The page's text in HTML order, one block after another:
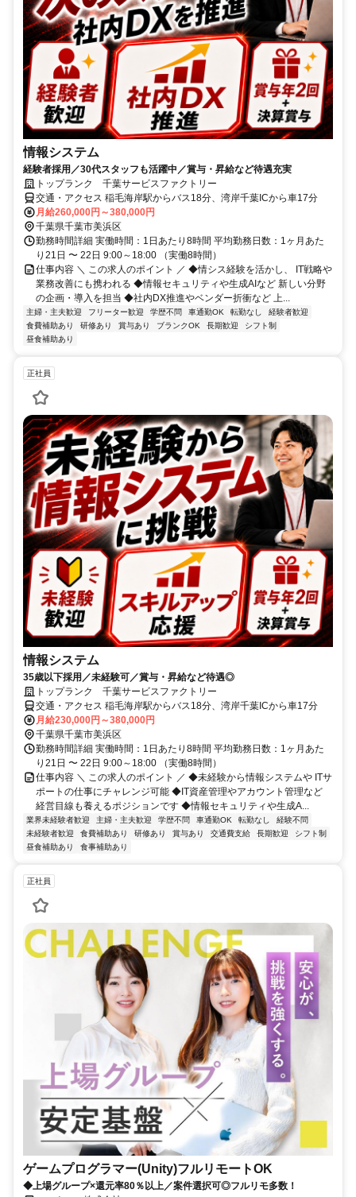
情報システム
経験者採用／30代スタッフも活躍中／賞与・昇給など待遇充実
トップランク 千葉サービスファクトリー
交通・アクセス 稲毛海岸駅からバス18分、湾岸千葉ICから車17分
月給260,000円～380,000円
千葉県千葉市美浜区
勤務時間詳細 実働時間：1日あたり8時間 平均勤務日数：1ヶ月あた
り21日 〜 22日 9:00～18:00 （実働8時間）
仕事内容 ＼ この求人のポイント ／ ◆情シス経験を活かし、 IT戦略や
業務改善にも携われる ◆情報セキュリティや生成AIなど 新しい分野
の企画・導入を担当 ◆社内DX推進やベンダー折衝など 上...
主婦・主夫歓迎 フリーター歓迎 学歴不問 車通勤OK 転勤なし
経験者歓迎
食費補助あり
研修あり 賞与あり ブランクOK 長期歓迎
シフト制
昼食補助あり
正社員
情報システム
35歳以下採用／未経験可／賞与・昇給など待遇◎
トップランク 千葉サービスファクトリー
交通・アクセス 稲毛海岸駅からバス18分、湾岸千葉ICから車17分
月給230,000円～380,000円
千葉県千葉市美浜区
勤務時間詳細 実働時間：1日あたり8時間 平均勤務日数：1ヶ月あた
り21日 〜 22日 9:00～18:00 （実働8時間）
仕事内容 ＼ この求人のポイント ／ ◆未経験から情報システムや ITサ
ポートの仕事にチャレンジ可能 ◆IT資産管理やアカウント管理など
経営目線も養えるポジションです ◆情報セキュリティや生成A...
業界未経験者歓迎 主婦・主夫歓迎 学歴不問 車通勤OK 転勤なし
経験不問
未経験者歓迎
食費補助あり 研修あり 賞与あり 交通費支給 長期歓迎
シフト制
昼食補助あり
食事補助あり
正社員
ゲームプログラマー(Unity)フルリモートOK
◆上場グループ×還元率80％以上／案件選択可◎フルリモ多数！